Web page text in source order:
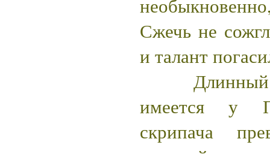
Сжечь не
и талант
Длинный
имеется у
скрипача